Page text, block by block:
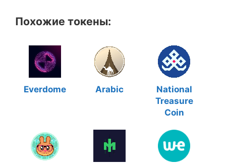
Похожие токены:
Everdome Arabic
National
Treasure
Coin